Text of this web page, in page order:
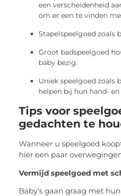
een verscheidenheid
om er een te vinden
Stapelspeelgoed zoals
Groot badspeelgoed
baby bezig.
Uniek speelgoed zoals
helpen bij hun hand-
Tips voor
gedachten te
Wanneer u speelgoed
hier een paar
Vermijd speelgoed met
Baby’s gaan graag met